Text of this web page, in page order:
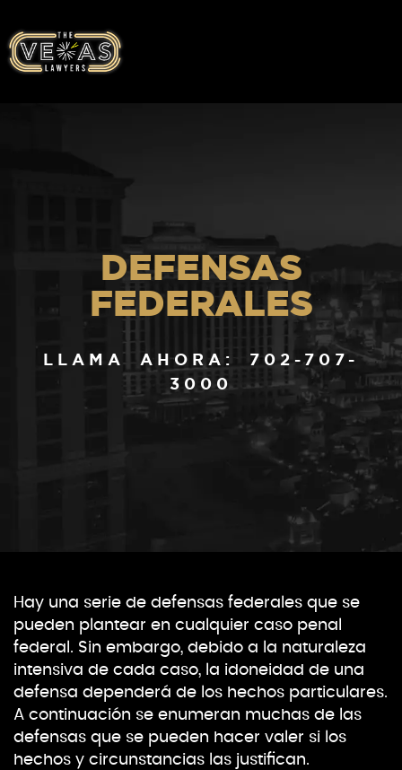
DEFENSAS
FEDERALES
LLAMA AHORA: 702-707-
3000
Hay una serie de defensas federales que se
pueden plantear en cualquier caso penal
federal. Sin embargo, debido a la naturaleza
intensiva de cada caso, la idoneidad de una
defensa dependerá de los hechos particulares.
A continuación se enumeran muchas de las
defensas que se pueden hacer valer si los
hechos y circunstancias las justifican.